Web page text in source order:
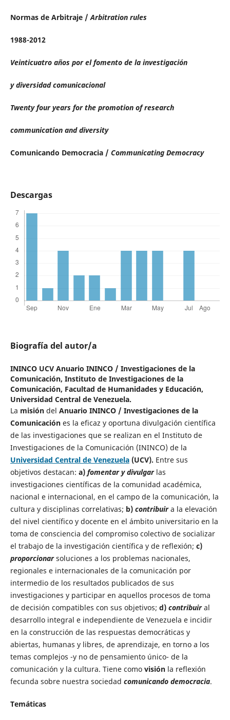
Normas de Arbitraje /Arbitration rules
1988-2012
Veinticuatro años por el fomento de la investigación
y diversidad comunicacional
Twenty four years for the promotion of research
communication and diversity
Comunicando Democracia / Communicating Democracy
Descargas
Biografía del autor/a
ININCO UCV Anuario ININCO / Investigaciones de la
Comunicación, Instituto de Investigaciones de la
Comunicación, Facultad de Humanidades y Educación,
Universidad Central de Venezuela.
La misióndel Anuario ININCO/ Investigaciones de la
Comunicaciónes la eficaz y oportuna divulgación científica
de las investigaciones que se realizan en el Instituto de
Investigaciones de la Comunicación (ININCO) de la
Universidad Central de Venezuela(UCV). Entre sus
objetivos destacan: a) fomentar y divulgar las
investigaciones científicas de la comunidad académica,
nacional e internacional, en el campo de la comunicación, la
cultura y disciplinas correlativas; b) contribuira la elevación
del nivel científico y docente en el ámbito universitario en la
toma de consciencia del compromiso colectivo de socializar
el trabajo de la investigación científica y de reflexión; c)
proporcionarsoluciones a los problemas nacionales,
regionales e internacionales de la comunicación por
intermedio de los resultados publicados de sus
investigaciones y participar en aquellos procesos de toma
de decisión compatibles con sus objetivos; d) contribuiral
desarrollo integral e independiente de Venezuela e incidir
en la construcción de las respuestas democráticas y
abiertas, humanas y libres, de aprendizaje, en torno a los
temas complejos -y no de pensamiento único- de la
comunicación y la cultura. Tiene como visiónla reflexión
fecunda sobre nuestra sociedad comunicando democracia.
Temáticas